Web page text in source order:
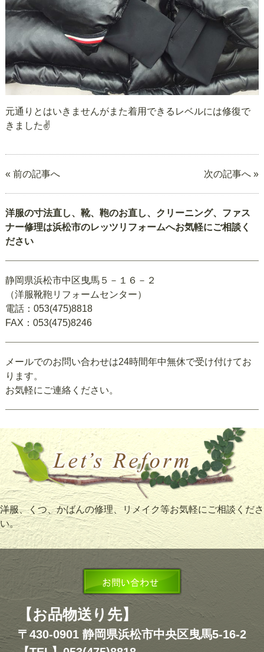
元通りとはいきませんがまた着用できるレベルには修復で
きました✌️
« 前の記事へ 次の記事へ »
洋服の寸法直し、靴、鞄のお直し、クリーニング、ファス
ナー修理は浜松市のレッツリフォームへお気軽にご相談く
ださい
静岡県浜松市中区曳馬５－１６－２
（洋服靴鞄リフォームセンター）
電話：053(475)8818
FAX：053(475)8246
メールでのお問い合わせは24時間年中無休で受け付けてお
ります。
お気軽にご連絡ください。
洋服、くつ、かばんの修理、リメイク等お気軽にご相談くださ
い。
【お品物送り先】
〒430-0901 静岡県浜松市中央区曳馬5-16-2